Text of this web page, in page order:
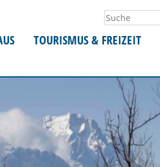
TOURISMUS & FREIZEIT